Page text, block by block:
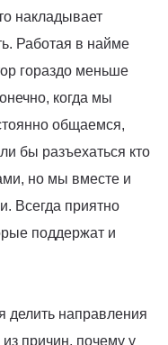
накладывает
Работая в найме
гораздо меньше
когда мы
общаемся,
бы разъехаться кто
но мы вместе и
Всегда приятно
поддержат и
делить направления
причин, почему у